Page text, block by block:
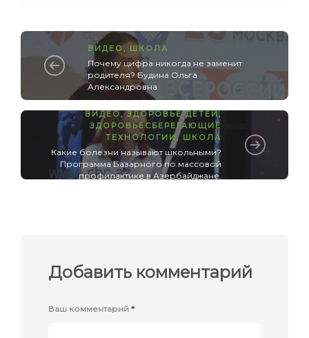
ВИДЕО , ШКОЛА
Почему цифра никогда не заменит
родителя? Будина Ольга
Александровна.
ВИДЕО,ЗДОРОВЬЕ ДЕТЕЙ,
ЗДОРОВЬЕСБЕРЕГАЮЩИЕ
ТЕХНОЛОГИИ , ШКОЛА
Какие болезни называют школьными?
Программа Базарного по массовой
профилактике в Азербайджане.
Добавить комментарий
Ваш комментарий *